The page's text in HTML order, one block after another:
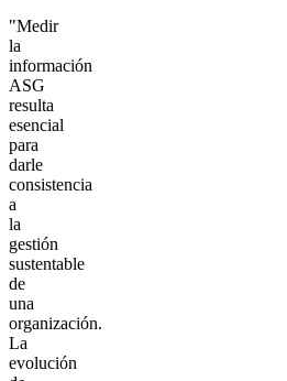
"Medir
la
información
ASG
resulta
esencial
para
darle
consistencia
a
la
gestión
sustentable
de
una
organización.
La
evolución